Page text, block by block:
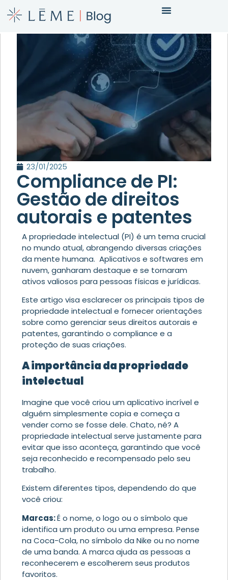
23/01/2025
Compliance de PI:
Gestão de direitos
autorais e patentes
A propriedade intelectual (PI) é um tema crucial
no mundo atual, abrangendo diversas criações
da mente humana. Aplicativos e softwares em
nuvem, ganharam destaque e se tornaram
ativos valiosos para pessoas físicas e jurídicas.
Este artigo visa esclarecer os principais tipos de
propriedade intelectual e fornecer orientações
sobre como gerenciar seus direitos autorais e
patentes, garantindo o compliance e a
proteção de suas criações.
A importância da propriedade
intelectual
Imagine que você criou um aplicativo incrível e
alguém simplesmente copia e começa a
vender como se fosse dele. Chato, né? A
propriedade intelectual serve justamente para
evitar que isso aconteça, garantindo que você
seja reconhecido e recompensado pelo seu
trabalho.
Existem diferentes tipos, dependendo do que
você criou:
Marcas:É o nome, o logo ou o símbolo que
identifica um produto ou uma empresa. Pense
na Coca-Cola, no símbolo da Nike ou no nome
de uma banda. A marca ajuda as pessoas a
reconhecerem e escolherem seus produtos
favoritos.